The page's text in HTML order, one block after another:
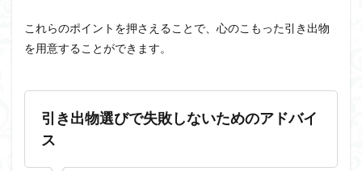
これらのポイントを押さえることで、心のこもった引き出物
を用意することができます。
引き出物選びで失敗しないためのアドバイ
ス